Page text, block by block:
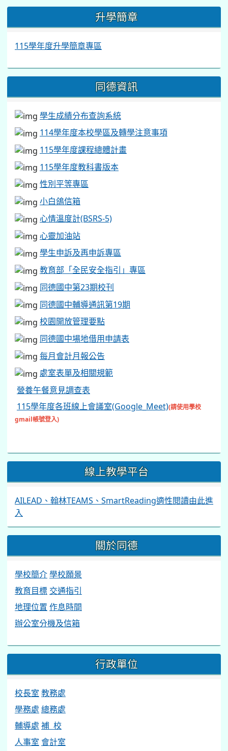
::: 升學簡章
115學年度升學簡章專區
同德資訊
學生成績分布查詢系統
114學年度本校學區及轉學注意事項
115學年度課程總體計畫
115學年度教科書版本
性別平等專區
小白鴿信箱
心情溫度計(BSRS-5)
心靈加油站
學生申訴及再申訴專區
教育部「全民安全指引」專區
同德國中第23期校刊
同德國中輔導通訊第19期
校園開放管理要點
同德國中場地借用申請表
每月會計月報公告
處室表單及相關規範
營養午餐意見調查表
115學年度各班線上會議室(Google_Meet)(請使用學校
gmail帳號登入)
線上教學平台
AILEAD、翰林TEAMS、SmartReading適性閱讀由此進
入
關於同德
學校簡介學校願景
教育目標 交通指引
地理位置 作息時間
辦公室分機及信箱
行政單位
校長室 教務處
學務處 總務處
輔導處 補 校
人事室 會計室